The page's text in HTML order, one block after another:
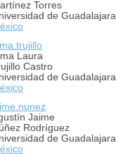
Torres
de Guadalajara
Laura
Castro
de Guadalajara
Jaime
Rodríguez
de Guadalajara